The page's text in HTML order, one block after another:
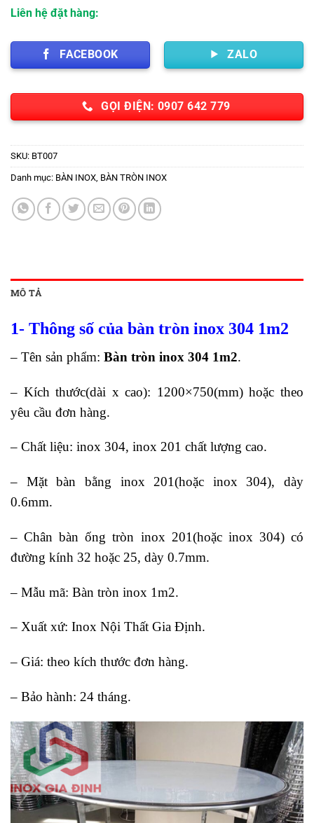
Liên hệ đặt hàng:
FACEBOOK ZALO
GỌI ĐIỆN: 0907 642 779
SKU: BT007
Danh mục: BÀN INOX, BÀN TRÒN INOX
MÔ TẢ
1- Thông số của bàn tròn inox 304 1m2
– Tên sản phẩm: Bàn tròn inox 304 1m2.
– Kích thước(dài x cao): 1200×750(mm) hoặc theo
yêu cầu đơn hàng.
– Chất liệu: inox 304, inox 201 chất lượng cao.
– Mặt bàn bằng inox 201(hoặc inox 304), dày
0.6mm.
– Chân bàn ống tròn inox 201(hoặc inox 304) có
đường kính 32 hoặc 25, dày 0.7mm.
– Mẫu mã: Bàn tròn inox 1m2.
– Xuất xứ: Inox Nội Thất Gia Định.
– Giá: theo kích thước đơn hàng.
– Bảo hành: 24 tháng.